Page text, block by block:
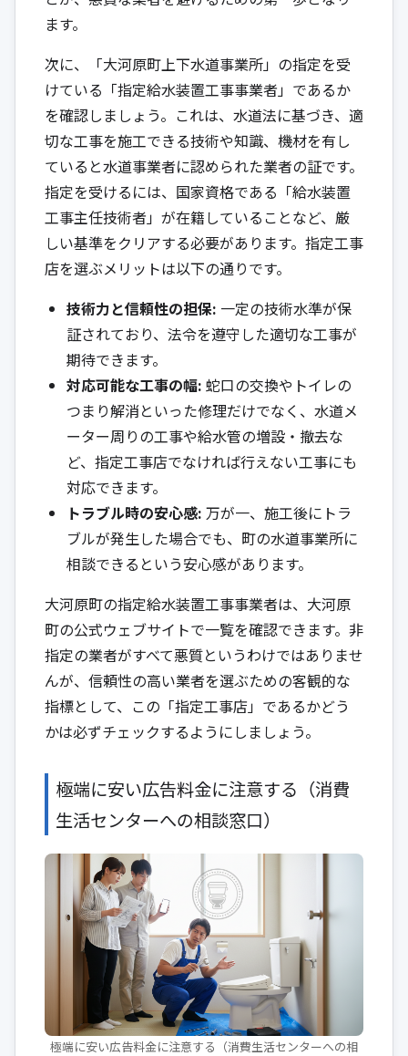
ます。
次に、「大河原町上下水道事業所」の指定を受
けている「指定給水装置工事事業者」であるか
を確認しましょう。これは、水道法に基づき、適
切な工事を施工できる技術や知識、機材を有し
ていると水道事業者に認められた業者の証です。
指定を受けるには、国家資格である「給水装置
工事主任技術者」が在籍していることなど、厳
しい基準をクリアする必要があります。指定工事
店を選ぶメリットは以下の通りです。
技術力と信頼性の担保: 一定の技術水準が保
証されており、法令を遵守した適切な工事が
期待できます。
対応可能な工事の幅: 蛇口の交換やトイレの
つまり解消といった修理だけでなく、水道メ
ーター周りの工事や給水管の増設・撤去な
ど、指定工事店でなければ行えない工事にも
対応できます。
トラブル時の安心感: 万が一、施工後にトラ
ブルが発生した場合でも、町の水道事業所に
相談できるという安心感があります。
大河原町の指定給水装置工事事業者は、大河原
町の公式ウェブサイトで一覧を確認できます。非
指定の業者がすべて悪質というわけではありませ
んが、信頼性の高い業者を選ぶための客観的な
指標として、この「指定工事店」であるかどう
かは必ずチェックするようにしましょう。
極端に安い広告料金に注意する（消費
生活センターへの相談窓口）
極端に安い広告料金に注意する（消費生活センターへの相